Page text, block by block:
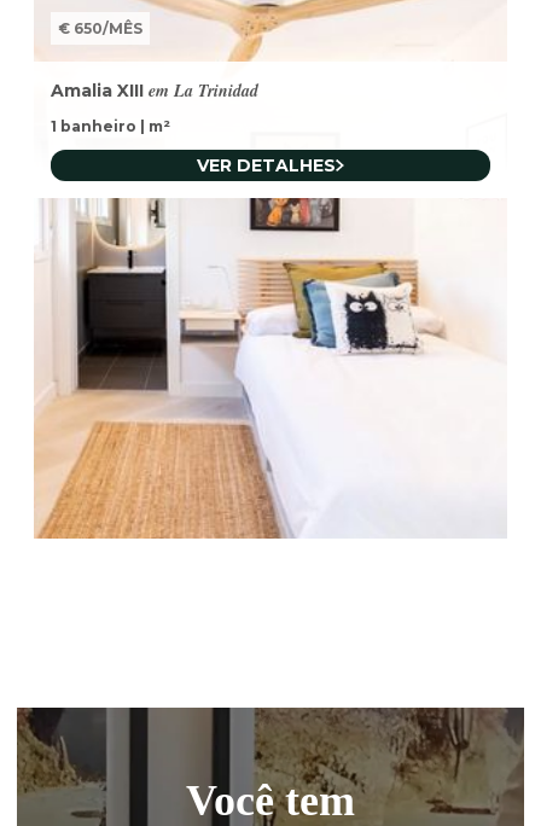
€ 650/MÊS
Amalia XIII em La Trinidad
1 banheiro m²
VER DETALHES
Você tem